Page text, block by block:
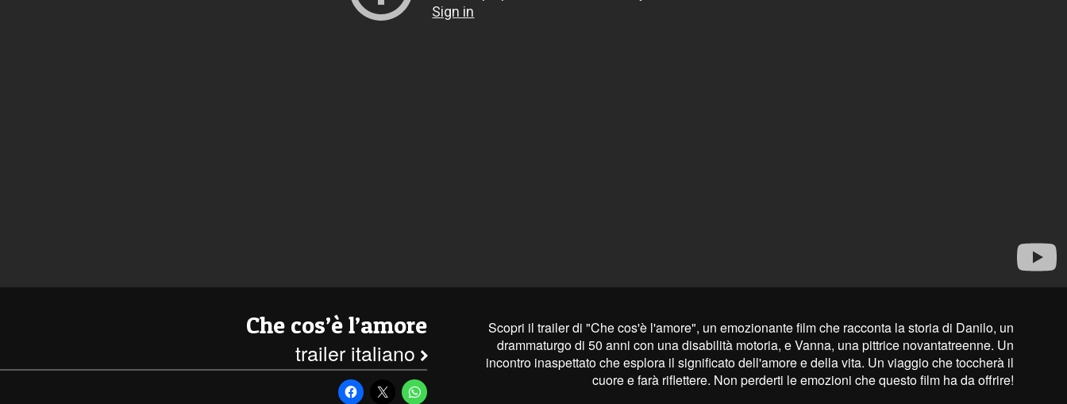
Che cos’è l’amore
trailer italiano
Scopri il trailer di "Che cos'è l'amore", un emozionante film che racconta la storia di Danilo, un
drammaturgo di 50 anni con una disabilità motoria, e Vanna, una pittrice novantatreenne. Un
incontro inaspettato che esplora il significato dell'amore e della vita. Un viaggio che toccherà il
cuore e farà riflettere. Non perderti le emozioni che questo film ha da offrire!